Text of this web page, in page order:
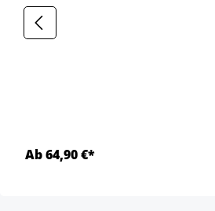
Ab 64,90 €*